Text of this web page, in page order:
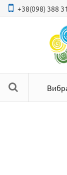
+38(098) 388